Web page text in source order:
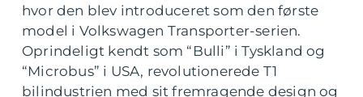
hvor den blev introduceret som den første
model i Volkswagen Transporter-serien.
Oprindeligt kendt som “Bulli” i Tyskland og
“Microbus” i USA, revolutionerede T1
bilindustrien med sit fremragende design og